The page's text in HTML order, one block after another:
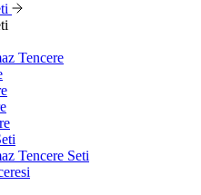
Tencere
Tencere Seti